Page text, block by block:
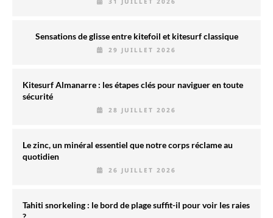
Sensations de glisse entre kitefoil et kitesurf classique
29 JUILLET 2026
Kitesurf Almanarre : les étapes clés pour naviguer en toute
sécurité
28 JUILLET 2026
Le zinc, un minéral essentiel que notre corps réclame au
quotidien
26 JUILLET 2026
Tahiti snorkeling : le bord de plage suffit-il pour voir les raies